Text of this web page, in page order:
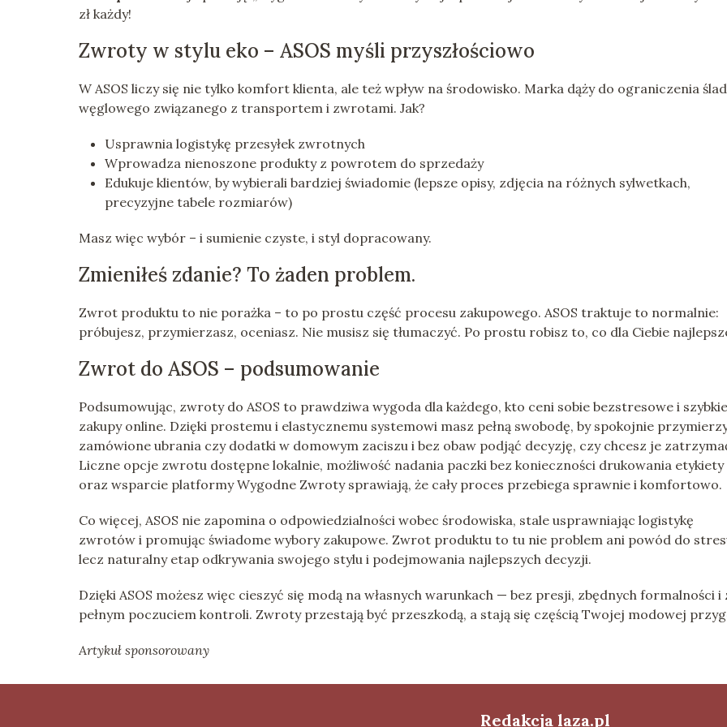
zł każdy!
Zwroty w stylu eko – ASOS myśli przyszłościowo
W ASOS liczy się nie tylko komfort klienta, ale też wpływ na środowisko. Marka dąży do ograniczenia
węglowego związanego z transportem i zwrotami. Jak?
Usprawnia logistykę przesyłek zwrotnych
Wprowadza nienoszone produkty z powrotem do sprzedaży
Edukuje klientów, by wybierali bardziej świadomie (lepsze opisy, zdjęcia na różnych sylwetkach,
precyzyjne tabele rozmiarów)
Masz więc wybór – i sumienie czyste, i styl dopracowany.
Zmieniłeś zdanie? To żaden problem.
Zwrot produktu to nie porażka – to po prostu część procesu zakupowego. ASOS traktuje to normalnie:
próbujesz, przymierzasz, oceniasz. Nie musisz się tłumaczyć. Po prostu robisz to, co dla Ciebie
Zwrot do ASOS – podsumowanie
Podsumowując, zwroty do ASOS to prawdziwa wygoda dla każdego, kto ceni sobie bezstresowe i szybkie
zakupy online. Dzięki prostemu i elastycznemu systemowi masz pełną swobodę, by spokojnie
zamówione ubrania czy dodatki w domowym zaciszu i bez obaw podjąć decyzję, czy chcesz je
Liczne opcje zwrotu dostępne lokalnie, możliwość nadania paczki bez konieczności drukowania etykiety
oraz wsparcie platformy Wygodne Zwroty sprawiają, że cały proces przebiega sprawnie i komfortowo.
Co więcej, ASOS nie zapomina o odpowiedzialności wobec środowiska, stale usprawniając logistykę
zwrotów i promując świadome wybory zakupowe. Zwrot produktu to tu nie problem ani powód do
lecz naturalny etap odkrywania swojego stylu i podejmowania najlepszych decyzji.
Dzięki ASOS możesz więc cieszyć się modą na własnych warunkach — bez presji, zbędnych formalności i
pełnym poczuciem kontroli. Zwroty przestają być przeszkodą, a stają się częścią Twojej modowej
Artykuł sponsorowany
Redakcja laza.pl